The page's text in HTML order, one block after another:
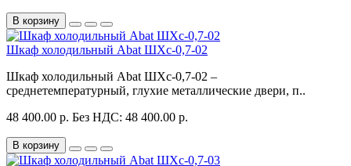
В корзину
Шкаф холодильный Abat ШХс-0,7-02
Шкаф холодильный Abat ШХс-0,7-02 –
среднетемпературный, глухие металлические двери, п..
48 400.00 р. Без НДС: 48 400.00 р.
В корзину